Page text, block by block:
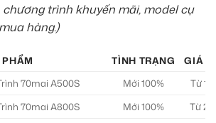
trình khuyến mãi, model cụ
hàng.)
TÌNH TRẠNG
GIÁ
70mai A500S
Mới 100%
Từ
70mai A800S
Mới 100%
Từ